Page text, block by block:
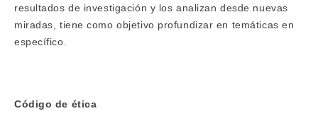
resultados de investigación y los analizan desde nuevas
miradas, tiene como objetivo profundizar en temáticas en
específico.
Código de ética